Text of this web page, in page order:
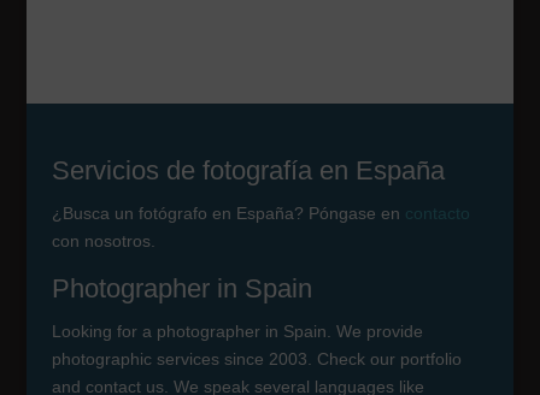
Servicios de fotografía en España
¿Busca un fotógrafo en España? Póngase en contacto
con nosotros.
Photographer in Spain
Looking for a photographer in Spain. We provide
photographic services since 2003. Check our portfolio
and contact us. We speak several languages like